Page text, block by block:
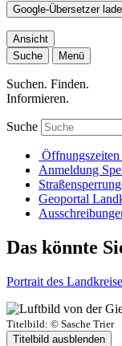
Google-Übersetzer
Ansicht
Suche
Menü
Suchen. Finden.
Informieren.
Suche
Anmeldung
Geoportal
Das könnte
Portrait des
Titelbild: © Sasche Trier
Titelbild ausblenden